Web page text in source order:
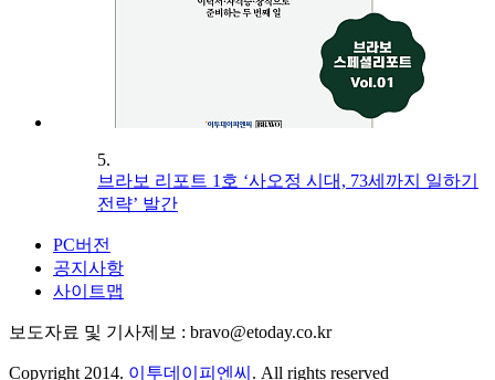
5.
브라보 리포트 1호 ‘사오정 시대, 73세까지 일하기
전략’ 발간
PC버전
공지사항
사이트맵
보도자료 및 기사제보 : bravo@etoday.co.kr
Copyright 2014. 이투데이피엔씨 . All rights reserved